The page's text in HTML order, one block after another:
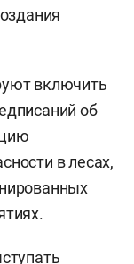
включить
об
в лесах,